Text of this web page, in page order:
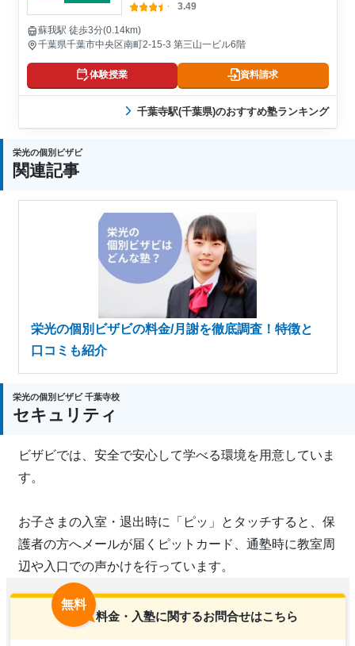
3.49
蘇我駅 徒歩3分(0.14km)
千葉県千葉市中央区南町2-15-3 第三山一ビル6階
体験授業 資料請求
千葉寺駅(千葉県)のおすすめ塾ランキング
栄光の個別ビザビ
関連記事
栄光の個別ビザビの料金/月謝を徹底調査！特徴と
口コミも紹介
栄光の個別ビザビ 千葉寺校
セキュリティ
ビザビでは、安全で安心して学べる環境を用意していま
す。
お子さまの入室・退出時に「ピッ」とタッチすると、保
護者の方へメールが届くピットカード、通塾時に教室周
辺や入口での声かけを行っています。
無料
料金・入塾に関するお問合せはこちら